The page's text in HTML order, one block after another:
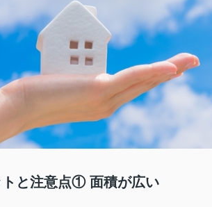
トと注意点① 面積が広い